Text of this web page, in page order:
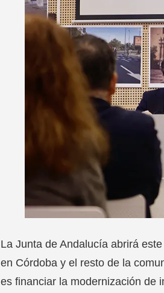
La Junta de Andalucía abrirá
en Córdoba y el resto de la
es financiar la modernización de